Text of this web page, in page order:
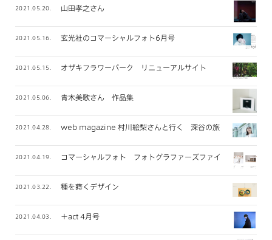
2021.05.20. 山田孝之さん
2021.05.16. 玄光社のコマーシャルフォト6月号
2021.05.15. オザキフラワーパーク リニューアルサイト
2021.05.06. 青木美歌さん 作品集
2021.04.28. web magazine 村川絵梨さんと行く 深谷の旅
2021.04.19. コマーシャルフォト フォトグラファーズファイル 2021年
2021.03.22. 種を蒔くデザイン
2021.04.03. ＋act 4月号